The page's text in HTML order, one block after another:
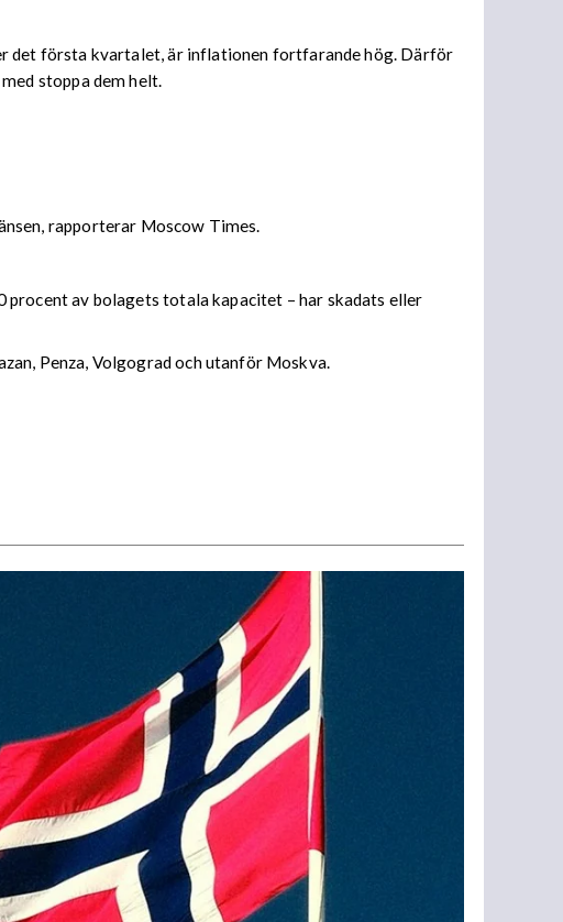
det första kvartalet, är inflationen fortfarande hög. Därför
stoppa dem helt.
rapporterar Moscow Times.
av bolagets totala kapacitet – har skadats eller
Penza, Volgograd och utanför Moskva.